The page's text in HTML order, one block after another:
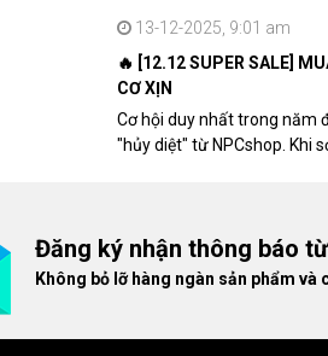
13-12-2025, 9:01 am
🔥 [12.12 SUPER SALE]
CƠ XỊN
Cơ hội duy nhất trong năm
"hủy diệt" từ NPCshop. Khi
Đăng ký nhận thông báo
Không bỏ lỡ hàng ngàn sản phẩm